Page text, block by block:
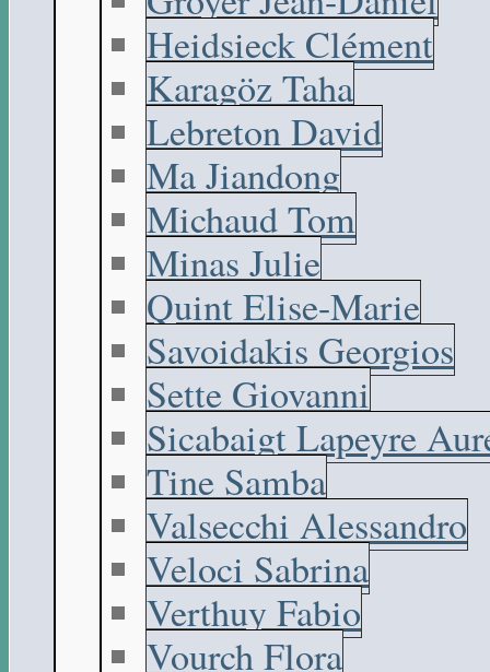
Heidsieck Clément
Karagöz Taha
Lebreton David
Ma Jiandong
Michaud Tom
Minas Julie
Quint Elise-Marie
Savoidakis Georgios
Sette Giovanni
Sicabaigt Lapeyre
Tine Samba
Valsecchi Alessandro
Veloci Sabrina
Verthuy Fabio
Vourch Flora